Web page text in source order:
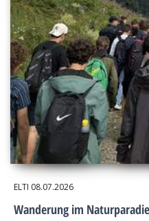
ELTI 08.07.2026
Wanderung im